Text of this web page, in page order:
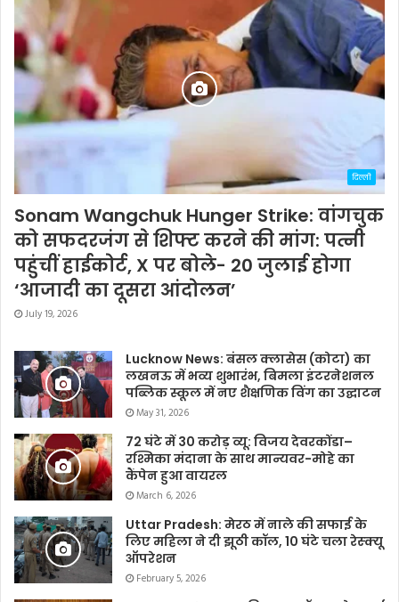
दिल्ली
Sonam Wangchuk Hunger Strike: वांगचुक
को सफदरजंग से शिफ्ट करने की मांग: पत्नी
पहुंचीं हाईकोर्ट, X पर बोले- 20 जुलाई होगा
‘आजादी का दूसरा आंदोलन’
July 19, 2026
Lucknow News: बंसल क्लासेस (कोटा) का
लखनऊ में भव्य शुभारंभ, बिमला इंटरनेशनल
पब्लिक स्कूल में नए शैक्षणिक विंग का उद्घाटन
May 31, 2026
72 घंटे में 30 करोड़ व्यू: विजय देवरकोंडा–
रश्मिका मंदाना के साथ मान्यवर-मोहे का
कैंपेन हुआ वायरल
March 6, 2026
Uttar Pradesh: मेरठ में नाले की सफाई के
लिए महिला ने दी झूठी कॉल, 10 घंटे चला रेस्क्यू
ऑपरेशन
February 5, 2026